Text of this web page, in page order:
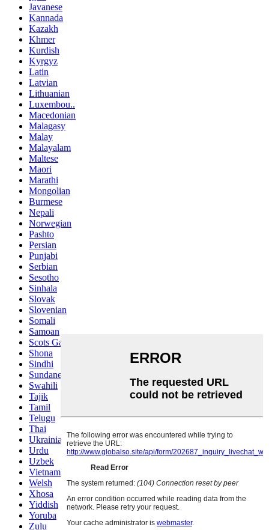
Javanese
Kannada
Kazakh
Khmer
Kurdish
Kyrgyz
Latin
Latvian
Lithuanian
Luxembou..
Macedonian
Malagasy
Malay
Malayalam
Maltese
Maori
Marathi
Mongolian
Burmese
Nepali
Norwegian
Pashto
Persian
Punjabi
Serbian
Sesotho
Sinhala
Slovak
Slovenian
Somali
Samoan
Scots Gaelic
Shona
Sindhi
Sundanese
Swahili
Tajik
Tamil
Telugu
Thai
Ukrainian
Urdu
Uzbek
Vietnamese
Welsh
Xhosa
Yiddish
Yoruba
Zulu